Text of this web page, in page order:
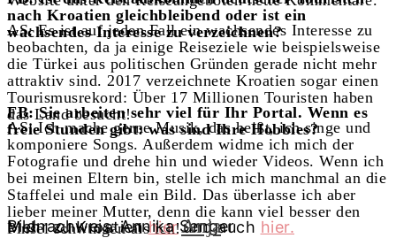
nach Kroatien gleichbleibend oder ist ein
wachsendes Interesse zu verzeichnen?
AS: Es ist auf jeden Fall ein wachsendes Interesse zu
beobachten, da ja einige Reiseziele wie beispielsweise
die Türkei aus politischen Gründen gerade nicht mehr
attraktiv sind. 2017 verzeichnete Kroatien sogar einen
Tourismusrekord: Über 17 Millionen Touristen haben
das Land besucht!
FB: Sie arbeiten sehr viel für Ihr Portal. Wenn es
freie Stunden gibt: was sind Ihre Hobbies?
AS: Ich mache gerne Musik, das heißt, ich singe und
komponiere Songs. Außerdem widme ich mich der
Fotografie und drehe hin und wieder Videos. Wenn ich
bei meinen Eltern bin, stelle ich mich manchmal an die
Staffelei und male ein Bild. Das überlasse ich aber
lieber meiner Mutter, denn die kann viel besser den
Pinsel schwingen als ich!
Mehr zu Kroatienhierund auch hier.
Bildnachweis: Annika Senger
Anja